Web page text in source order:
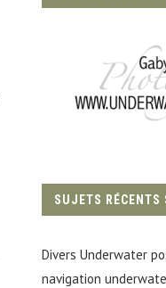
SUJETS RÉCENTS
Divers Underwater
navigation